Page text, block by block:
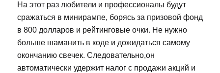
На этот раз любители и профессионалы будут
сражаться в минирампе, борясь за призовой фонд
в 800 долларов и рейтинговые очки. Не нужно
больше шаманить в коде и дожидаться самому
окончанию свечек. Следовательно,он
автоматически удержит налог с продажи акций и